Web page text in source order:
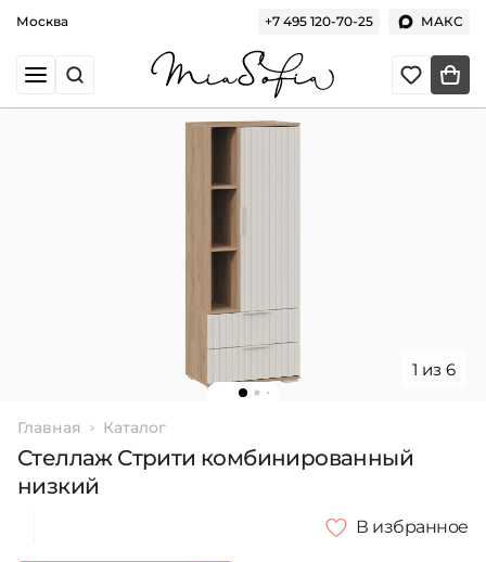
Москва +7 495 120-70-25 МАКС
1 из 6
Главная Каталог
Стеллаж Стрити комбинированный
низкий
В избранное